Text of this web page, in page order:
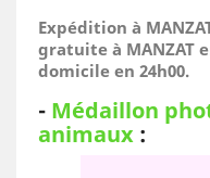
Expédition à
gratuite à MANZAT
domicile en 24h00.
- Médaillon
animaux :